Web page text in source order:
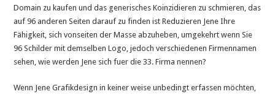
Domain zu kaufen und das generisches Koinzidieren zu schmieren, das
auf 96 anderen Seiten darauf zu finden ist Reduzieren Jene Ihre
Fähigkeit, sich vonseiten der Masse abzuheben, umgekehrt wenn Sie
96 Schilder mit demselben Logo, jedoch verschiedenen Firmennamen
sehen, wie werden Jene sich fuer die 33. Firma nennen?
Wenn Jene Grafikdesign in keiner weise unbedingt erfassen möchten,